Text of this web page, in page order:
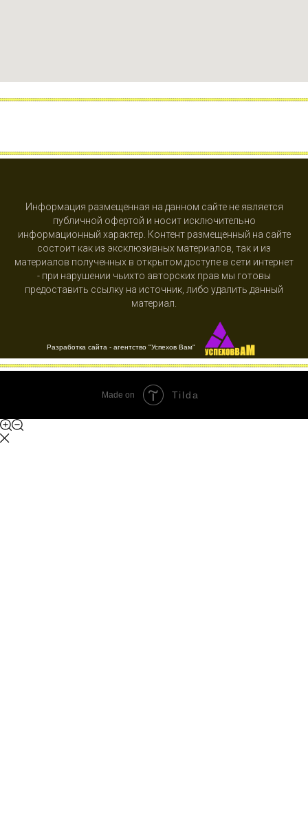
Информация размещенная на данном сайте не является
публичной офертой и носит исключительно
информационный характер. Контент размещенный на сайте
состоит как из эксклюзивных материалов, так и из
материалов полученных в открытом доступе в сети интернет
- при нарушении чьихто авторских прав мы готовы
предоставить ссылку на источник, либо удалить данный
материал.
Разработка сайта - агентство "Успехов Вам"
Made on Tilda